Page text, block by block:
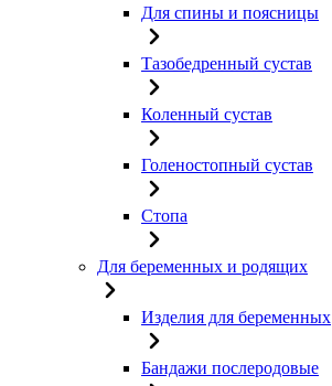
Для спины и поясницы
Тазобедренный сустав
Коленный сустав
Голеностопный сустав
Стопа
Для беременных и родящих
Изделия для беременных
Бандажи послеродовые